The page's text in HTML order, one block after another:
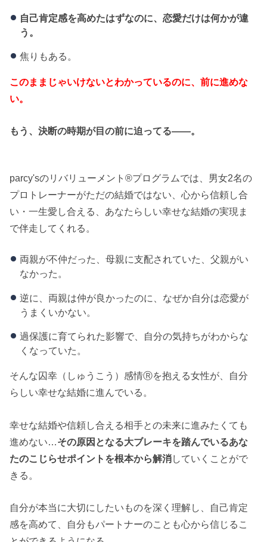
自己肯定感を高めたはずなのに、恋愛だけは何かが違
う。
焦りもある。
このままじゃいけないとわかっているのに、前に進めな
い。
もう、決断の時期が目の前に迫ってる――。
parcy'sのリバリューメント®︎プログラムでは、男女2名の
プロトレーナーがただの結婚ではない、心から信頼し合
い・一生愛し合える、あなたらしい幸せな結婚の実現ま
で伴走してくれる。
両親が不仲だった、母親に支配されていた、父親がい
なかった。
逆に、両親は仲が良かったのに、なぜか自分は恋愛が
うまくいかない。
過保護に育てられた影響で、自分の気持ちがわからな
くなっていた。
そんな囚幸（しゅうこう）感情Ⓡを抱える女性が、自分
らしい幸せな結婚に進んでいる。
幸せな結婚や信頼し合える相手との未来に進みたくても
進めない…その原因となる大ブレーキを踏んでいるあな
たのこじらせポイントを根本から解消していくことがで
きる。
自分が本当に大切にしたいものを深く理解し、自己肯定
感を高めて、自分もパートナーのことも心から信じるこ